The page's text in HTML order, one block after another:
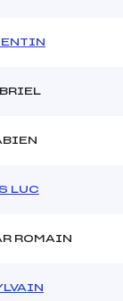
LUC
ROMAIN